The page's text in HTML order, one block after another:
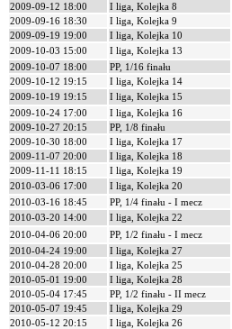
2009-09-12 18:00
I liga, Kolejka 8
2009-09-16 18:30
I liga, Kolejka 9
2009-09-19 19:00
I liga, Kolejka 10
2009-10-03 15:00
I liga, Kolejka 13
2009-10-07 18:00
PP, 1/16 finału
2009-10-12 19:15
I liga, Kolejka 14
2009-10-19 19:15
I liga, Kolejka 15
2009-10-24 17:00
I liga, Kolejka 16
2009-10-27 20:15
PP, 1/8 finału
2009-10-30 18:00
I liga, Kolejka 17
2009-11-07 20:00
I liga, Kolejka 18
2009-11-11 18:15
I liga, Kolejka 19
2010-03-06 17:00
I liga, Kolejka 20
2010-03-16 18:45
PP, 1/4 finału - I mecz
2010-03-20 14:00
I liga, Kolejka 22
2010-04-06 20:00
PP, 1/2 finału - I mecz
2010-04-24 19:00
I liga, Kolejka 27
2010-04-28 20:00
I liga, Kolejka 25
2010-05-01 19:00
I liga, Kolejka 28
2010-05-04 17:45
PP, 1/2 finału - II mecz
2010-05-07 19:45
I liga, Kolejka 29
2010-05-12 20:15
I liga, Kolejka 26